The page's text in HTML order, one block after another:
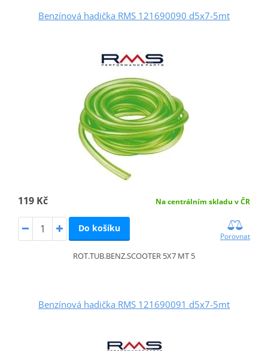
Benzínová hadička RMS 121690090 d5x7-5mt
119 Kč Na centrálním skladu v ČR
Do košíku
Porovnat
ROT.TUB.BENZ.SCOOTER 5X7 MT 5
Benzínová hadička RMS 121690091 d5x7-5mt